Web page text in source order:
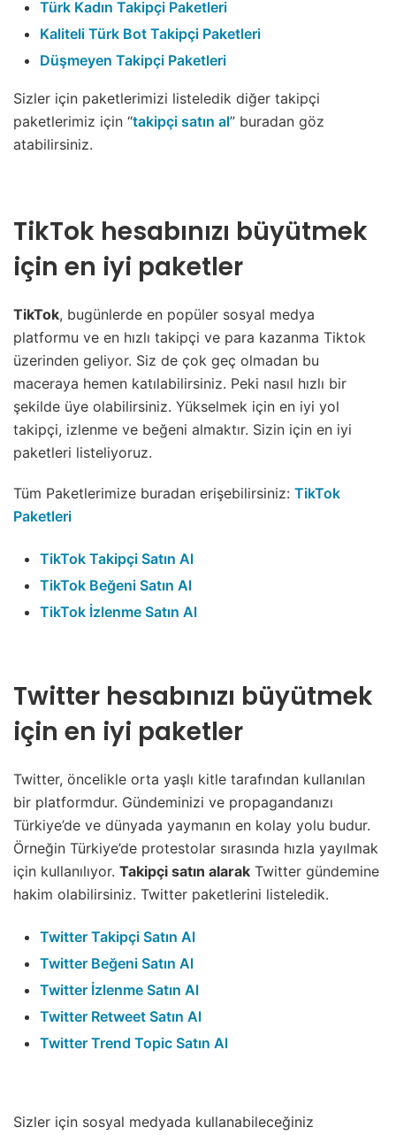
Türk Kadın Takipçi Paketleri
Kaliteli Türk Bot Takipçi Paketleri
Düşmeyen Takipçi Paketleri
Sizler için paketlerimizi listeledik diğer takipçi
paketlerimiz için “takipçi satın al” buradan göz
atabilirsiniz.
TikTok hesabınızı büyütmek
için en iyi paketler
TikTok, bugünlerde en popüler sosyal medya
platformu ve en hızlı takipçi ve para kazanma Tiktok
üzerinden geliyor. Siz de çok geç olmadan bu
maceraya hemen katılabilirsiniz. Peki nasıl hızlı bir
şekilde üye olabilirsiniz. Yükselmek için en iyi yol
takipçi, izlenme ve beğeni almaktır. Sizin için en iyi
paketleri listeliyoruz.
Tüm Paketlerimize buradan erişebilirsiniz: TikTok
Paketleri
TikTok Takipçi Satın Al
TikTok Beğeni Satın Al
TikTok İzlenme Satın Al
Twitter hesabınızı büyütmek
için en iyi paketler
Twitter, öncelikle orta yaşlı kitle tarafından kullanılan
bir platformdur. Gündeminizi ve propagandanızı
Türkiye’de ve dünyada yaymanın en kolay yolu budur.
Örneğin Türkiye’de protestolar sırasında hızla yayılmak
için kullanılıyor. Takipçi satın alarak Twitter gündemine
hakim olabilirsiniz. Twitter paketlerini listeledik.
Twitter Takipçi Satın Al
Twitter Beğeni Satın Al
Twitter İzlenme Satın Al
Twitter Retweet Satın Al
Twitter Trend Topic Satın Al
Sizler için sosyal medyada kullanabileceğiniz